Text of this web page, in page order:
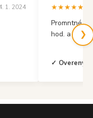
1. 2024
★★★★★
Promntné
hod. a mal
✓ Overený
❯